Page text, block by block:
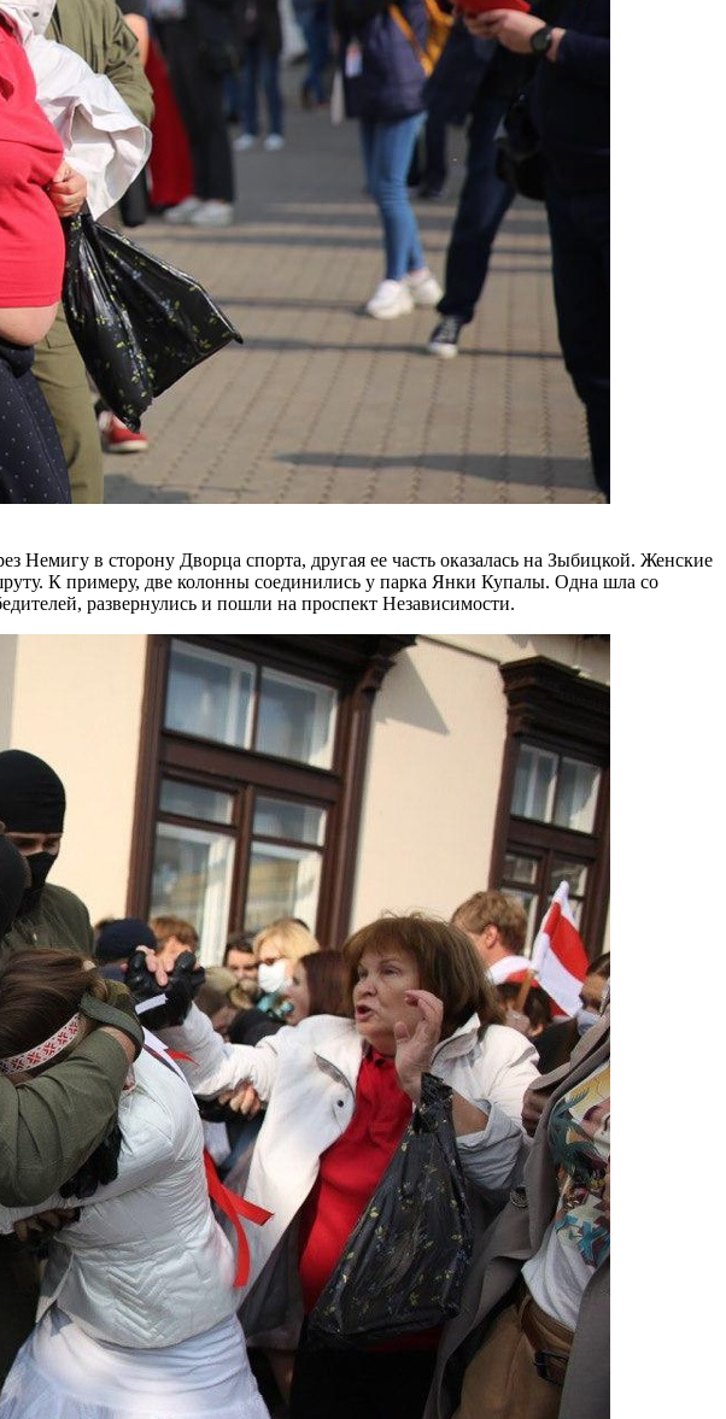
Немигу в сторону Дворца спорта, другая ее часть оказалась на Зыбицкой. Женские
К примеру, две колонны соединились у парка Янки Купалы. Одна шла со
развернулись и пошли на проспект Независимости.